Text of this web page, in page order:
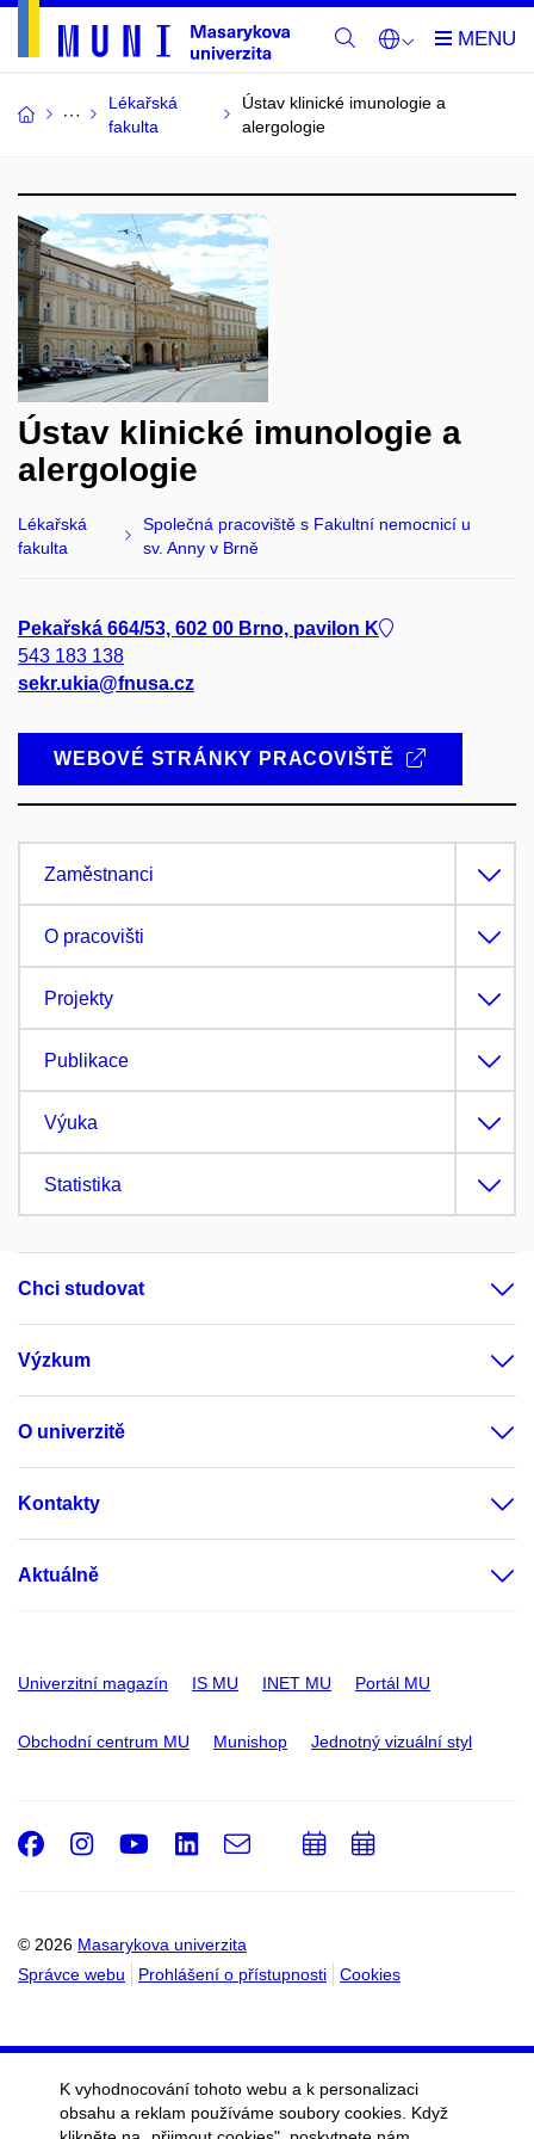
Lékařská
fakulta
Ústav klinické imunologie a
alergologie
Ústav klinické imunologie a
alergologie
Lékařská
fakulta
Společná pracoviště s Fakultní nemocnicí u
sv. Anny v Brně
Pekařská 664/53, 602 00 Brno, pavilon K
543 183 138
sekr.ukia@fnusa.cz
WEBOVÉ STRÁNKY PRACOVIŠTĚ
Zaměstnanci
O pracovišti
Projekty
Publikace
Výuka
Statistika
Chci studovat
Výzkum
O univerzitě
Kontakty
Aktuálně
Univerzitní magazín IS MU INET MU Portál MU
Obchodní centrum MU Munishop Jednotný vizuální styl
© 2026 Masarykova univerzita
Správce webu
Prohlášení o přístupnosti Cookies
Facebook
Instagram
Youtube
LinkedIn
e-
PřidatPřidat
K vyhodnocování tohoto webu a k personalizaci
obsahu a reklam používáme soubory cookies. Když